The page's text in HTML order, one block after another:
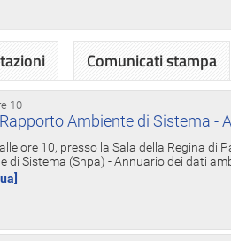
10
Ambiente di Sistema -
ore 10, presso la Sala della Regina di
di Sistema (Snpa) - Annuario dei dati
Comunicati stampa